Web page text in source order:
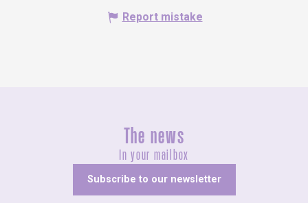
Report mistake
The news
In your mailbox
Subscribe to our newsletter